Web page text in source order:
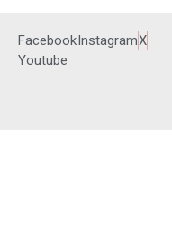
FacebookInstagramX
Youtube